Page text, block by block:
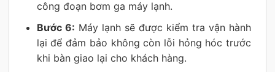
công đoạn bơm ga máy lạnh.
Bước 6: Máy lạnh sẽ được kiểm tra vận hành
lại để đảm bảo không còn lỗi hỏng hóc trước
khi bàn giao lại cho khách hàng.